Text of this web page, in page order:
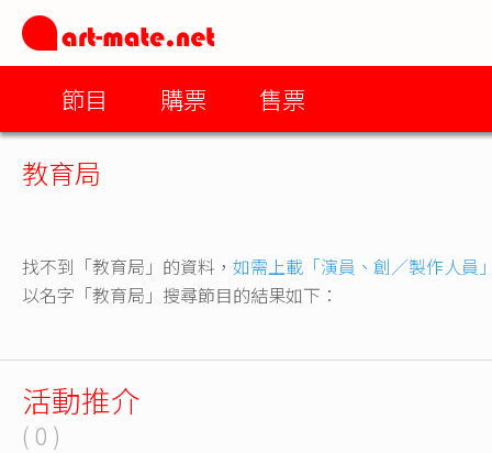
節目 購票 售票
教育局
找不到「教育局」的資料， 如需上載「演員、創／製作人員
以名字「教育局」搜尋節目的結果如下：
活動推介
( 0 )